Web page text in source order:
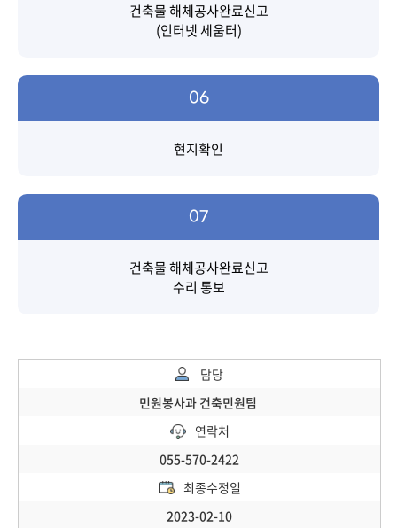
건축물 해체공사완료신고
(인터넷 세움터)
06
현지확인
07
건축물 해체공사완료신고
수리 통보
담당
민원봉사과 건축민원팀
연락처
055-570-2422
최종수정일
2023-02-10